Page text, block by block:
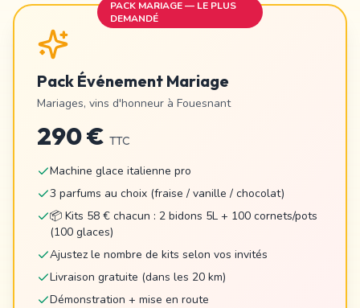
PACK MARIAGE — LE PLUS
DEMANDÉ
Pack Événement Mariage
Mariages, vins d'honneur à Fouesnant
290 € TTC
Machine glace italienne pro
3 parfums au choix (fraise / vanille / chocolat)
📦 Kits 58 € chacun : 2 bidons 5L + 100 cornets/pots
(100 glaces)
Ajustez le nombre de kits selon vos invités
Livraison gratuite (dans les 20 km)
Démonstration + mise en route